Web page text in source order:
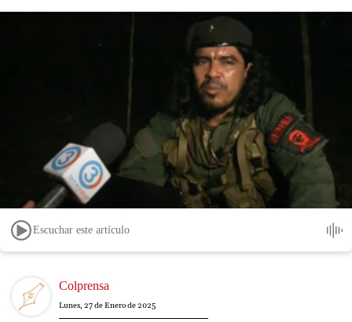
Escuchar este artículo
Image Colprensa
Lunes, 27 de Enero de 2025